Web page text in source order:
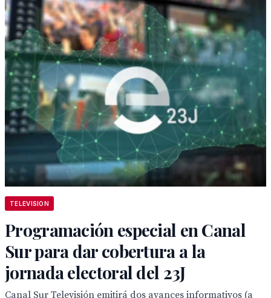
TELEVISION
Programación especial en Canal
Sur para dar cobertura a la
jornada electoral del 23J
Canal Sur Televisión emitirá dos avances informativos (a